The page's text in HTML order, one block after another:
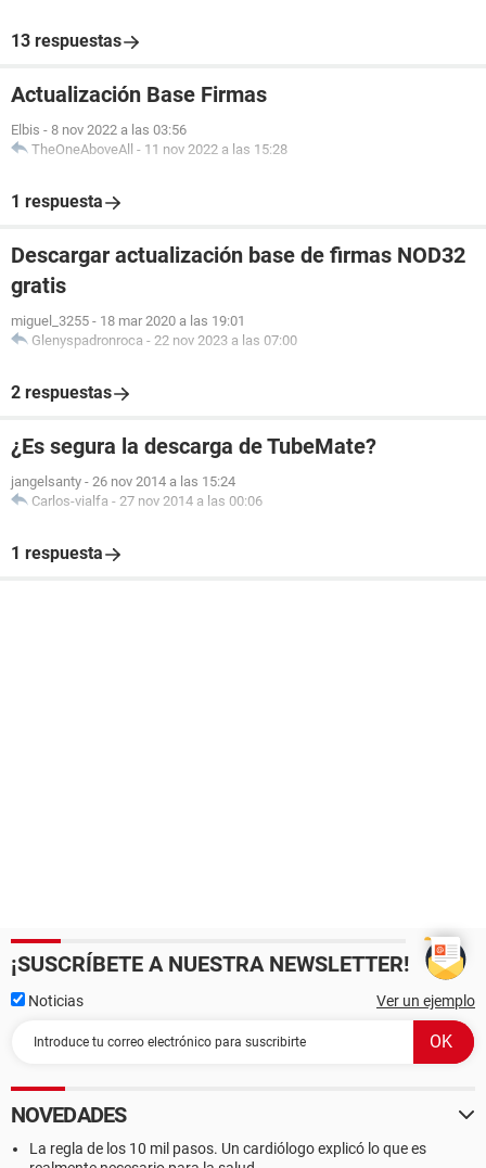
13 respuestas
Actualización Base Firmas
Elbis - 8 nov 2022 a las 03:56
TheOneAboveAll - 11 nov 2022 a las 15:28
1 respuesta
Descargar actualización base de firmas NOD32
gratis
miguel_3255 - 18 mar 2020 a las 19:01
Glenyspadronroca - 22 nov 2023 a las 07:00
2 respuestas
¿Es segura la descarga de TubeMate?
jangelsanty - 26 nov 2014 a las 15:24
Carlos-vialfa - 27 nov 2014 a las 00:06
1 respuesta
¡SUSCRÍBETE A NUESTRA NEWSLETTER!
Noticias Ver un ejemplo
NOVEDADES
La regla de los 10 mil pasos. Un cardiólogo explicó lo que es